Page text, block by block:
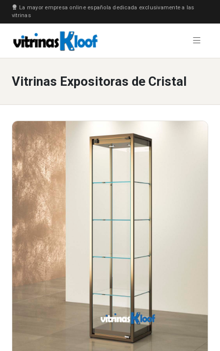
La mayor empresa online española dedicada exclusivamente a las
vitrinas
Vitrinas Expositoras de Cristal